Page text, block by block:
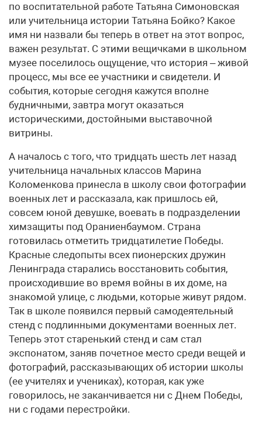
по воспитательной работе Татьяна Симоновская
или учительница истории Татьяна Бойко? Какое
имя ни назвали бы теперь в ответ на этот вопрос,
важен результат. С этими вещичками в школьном
музее поселилось ощущение, что история – живой
процесс, мы все ее участники и свидетели. И
события, которые сегодня кажутся вполне
будничными, завтра могут оказаться
историческими, достойными выставочной
витрины.
А началось с того, что тридцать шесть лет назад
учительница начальных классов Марина
Коломенкова принесла в школу свои фотографии
военных лет и рассказала, как пришлось ей,
совсем юной девушке, воевать в подразделении
химзащиты под Ораниенбаумом. Страна
готовилась отметить тридцатилетие Победы.
Красные следопыты всех пионерских дружин
Ленинграда старались восстановить события,
происходившие во время войны в их доме, на
знакомой улице, с людьми, которые живут рядом.
Так в школе появился первый самодеятельный
стенд с подлинными документами военных лет.
Теперь этот старенький стенд и сам стал
экспонатом, заняв почетное место среди вещей и
фотографий, рассказывающих об истории школы
(ее учителях и учениках), которая, как уже
говорилось, не заканчивается ни с Днем Победы,
ни с годами перестройки.